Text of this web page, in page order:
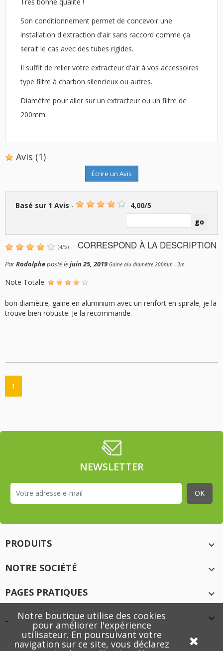
Son conditionnement permet de concevoir une
installation d'extraction d'air sans raccord comme ça
serait le cas avec des tubes rigides.
Il suffit de relier votre extracteur d'air à vos accessoires
type filtre à charbon silencieux ou autres.
Diamètre pour aller sur un extracteur ou un filtre de
200mm.
Avis (1)
Écrire un Avis
Basé sur 1 Avis - 4,00/5
(4/5) CORRESPOND À LA DESCRIPTION
ParRodolpheposté lejuin 25, 2019 Gaine alu diamètre 200mm - 3m
Note Totale:
bon diamètre, gaine en aluminium avec un renfort en spirale, je la
trouve bien robuste. Je la recommande.
1
NEWSLETTER
PRODUITS

NOTRE SOCIÉTÉ

PAGES PRATIQUES


Notre boutique utilise des cookies
pour améliorer l'expérience
utilisateur. En poursuivant votre
navigation sur ce site, vous déclarez